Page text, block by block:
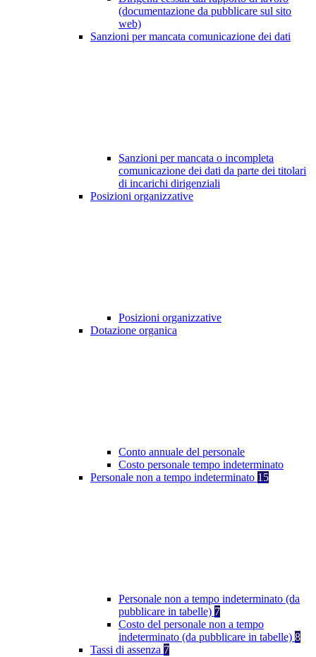
(documentazione da pubblicare sul sito
web)
Sanzioni per mancata comunicazione dei dati
Sanzioni per mancata o incompleta
comunicazione dei dati da parte dei titolari
di incarichi dirigenziali
Posizioni organizzative
Posizioni organizzative
Dotazione organica
Conto annuale del personale
Costo personale tempo indeterminato
Personale non a tempo indeterminato 15
Personale non a tempo indeterminato (da
pubblicare in tabelle) 7
Costo del personale non a tempo
indeterminato (da pubblicare in tabelle) 8
Tassi di assenza 7